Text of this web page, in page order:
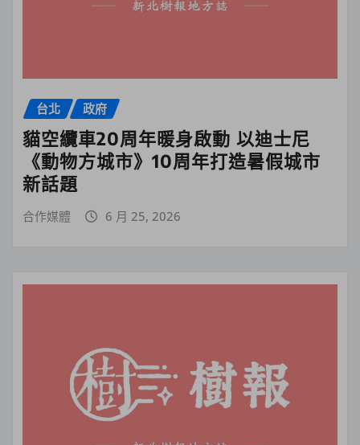
台北 政府
貓空纜車20周年暖身啟動 以迪士尼
《動物方城市》10周年打造暑假城市
新話題
合作媒體 6 月 25, 2026